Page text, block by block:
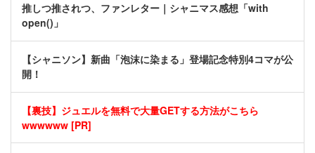
推しつ推されつ、ファンレター｜シャニマス感想「with
open()」
【シャニソン】新曲「泡沫に染まる」登場記念特別4コマが公
開！
【裏技】ジュエルを無料で大量GETする方法がこちら
wwwwww [PR]